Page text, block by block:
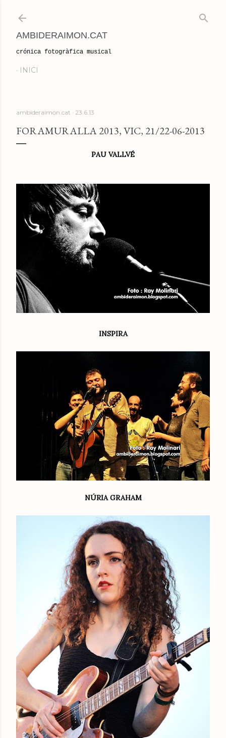
AMBIDERAIMON.CAT
crónica fotogràfica musical
INICI
ambideraimon.cat 23.6.13
FORAMURALLA 2013, VIC, 21/22-06-2013
PAU VALLVÉ
INSPIRA
NÚRIA GRAHAM